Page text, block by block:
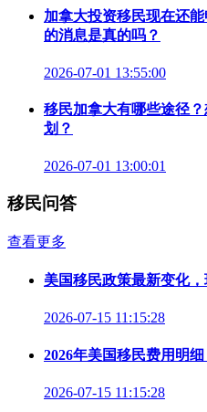
加拿大投资移民现在还
的消息是真的吗？
2026-07-01 13:55:00
移民加拿大有哪些途径
划？
2026-07-01 13:00:01
移民问答
查看更多
美国移民政策最新变化
2026-07-15 11:15:28
2026年美国移民费用明
2026-07-15 11:15:28